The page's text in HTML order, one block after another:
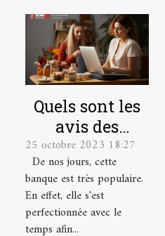
Quels sont les
avis des
utilisateurs sur
la banque en
ligne
Boursorama ?
25 octobre 2023 18:27
De nos jours, cette
banque est très populaire.
En effet, elle s'est
perfectionnée avec le
temps afin...